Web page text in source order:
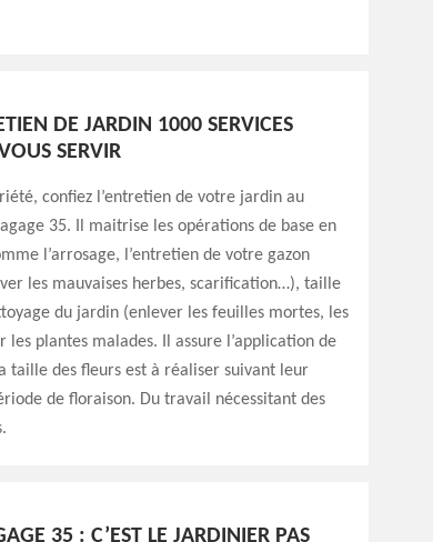
DE JARDIN 1000 SERVICES
SERVIR
confiez l’entretien de votre jardin au
35. Il maitrise les opérations de base en
l’arrosage, l’entretien de votre gazon
les mauvaises herbes, scarification…), taille
du jardin (enlever les feuilles mortes, les
les plantes malades. Il assure l’application de
taille des fleurs est à réaliser suivant leur
de floraison. Du travail nécessitant des
35 : C’EST LE JARDINIER PAS